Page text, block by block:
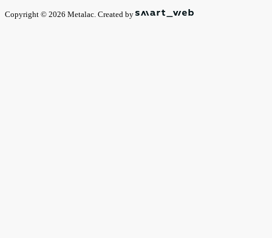
Copyright © 2026 Metalac. Created by